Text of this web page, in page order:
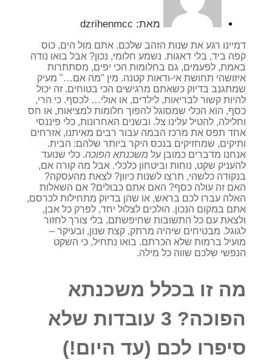
מאת: dzrihenmcc
דמיינו רגע את שנות הזהב שלכם. אתם מול הים, כוס
קפה ביד, בלי דאגות. נשמע חלומי, נכון? אבל בואו נודה
באמת, לפעמים, גם בחלומות הכי יפים, מסתתרות
איזושהי תחושת אי-ודאות קטנה. מין "מה אם…" מעיק
שמתגנב בדיוק כשאתם מרגישים הכי בטוחים. זה יכול
להיות קשור לבריאות, לילדים, או אולי… לכסף. כי הרי,
כסף, הוא הכלי שמסוגל להפוך חלומות למציאות, או חס
וחלילה, להטיל עלינו צל. ובשנים האחרונות, כלי פיננסי
אחד תפס את מרכז הבמה עבור רבים מאיתנו, אזרחים
ותיקים, שמחזיקים בנכס היקר ביותר שלהם: הבית.
אנחנו מדברים כמובן על משכנתא הפוכה. כלי שנועד
להעניק שקט, נוחות וביטחון כלכלי. אבל מה קורה אם,
בנקודה כלשהי, תרצו לשנות כיוון? לצאת מהעסקה?
האם זה עולה כסף? האם אתם כבולים? אם השאלות
האלה עברו לכם בראש, או שהן בדיוק מתחילות לכרסם,
אתם במקום הנכון. הולכים לצלול יחד, לפרק כל אבן,
ולצאת עם כל התשובות שחיפשתם, בלי צורך לחזור
לגוגל. מבטיחים שיהיה מרתק, קצת שנון, ובעיקר –
מועיל ברמות שלא הכרתם. בואו נתחיל, כי השקט
הנפשי שלכם שווה כל מילה.
מה זו בכלל משכנתא
הפוכה? 3 עובדות שלא
סיפרו לכם (עד היום!)